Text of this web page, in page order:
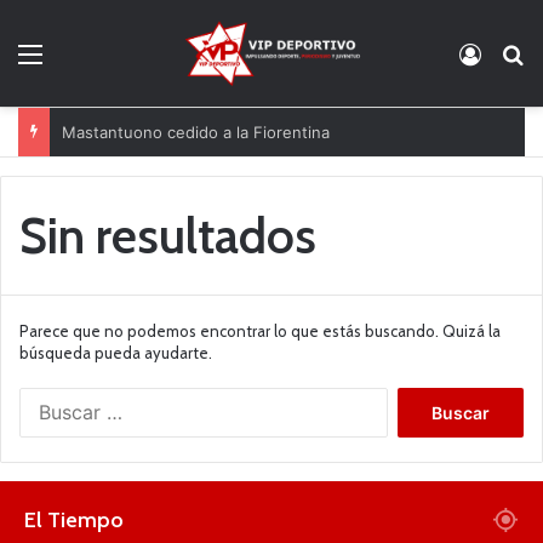
Mastantuono cedido a la Fiorentina
Sin resultados
Parece que no podemos encontrar lo que estás buscando. Quizá la
búsqueda pueda ayudarte.
El Tiempo